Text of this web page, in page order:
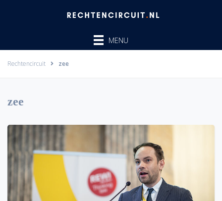
MENU
Rechtencircuit zee
zee